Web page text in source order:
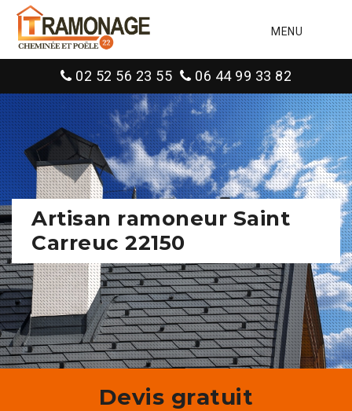
MENU
02 52 56 23 55 06 44 99 33 82
Artisan ramoneur Saint
Carreuc 22150
Devis gratuit